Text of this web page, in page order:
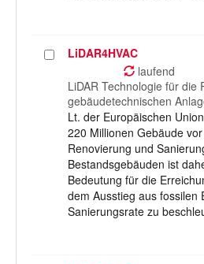
ProjektLiDAR4HVAC
laufend
LiDAR Technologie für die
gebäudetechnischen
Lt. der Europäischen
220 Millionen Gebäude
Renovierung und
Bestandsgebäuden ist
Bedeutung für die
dem Ausstieg aus fossilen
Sanierungsrate zu